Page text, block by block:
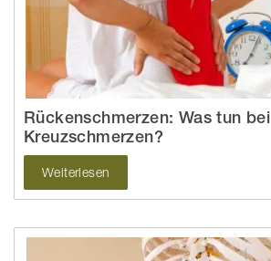
Rückenschmerzen: Was tun bei
Kreuzschmerzen?
Weiterlesen